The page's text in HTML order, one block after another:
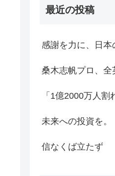
最近の投稿
感謝を力に、日本
桑木志帆プロ、全
「1億2000万人
未来への投資を。
信なくば立たず